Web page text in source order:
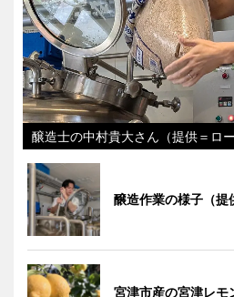
醸造士の中村貴大さん（提供＝ロ
醸造作業の様子（提
宮津市産の宮津レモ